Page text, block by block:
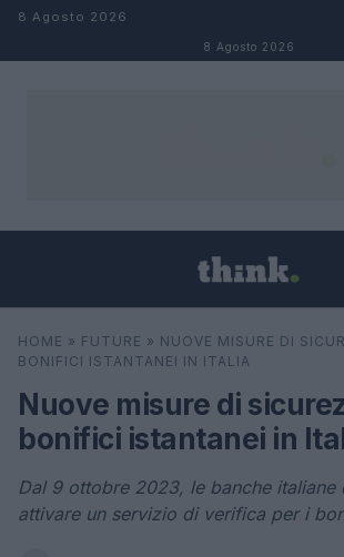
Salta al contenuto
8 Agosto 2026
8 Agosto 2026
Cerca
HOME » FUTURE » NUOVE MISURE DI
BONIFICI ISTANTANEI IN ITALIA
Nuove misure di
bonifici istantanei in
Dal 9 ottobre 2023, le banche italiane
attivare un servizio di verifica per i